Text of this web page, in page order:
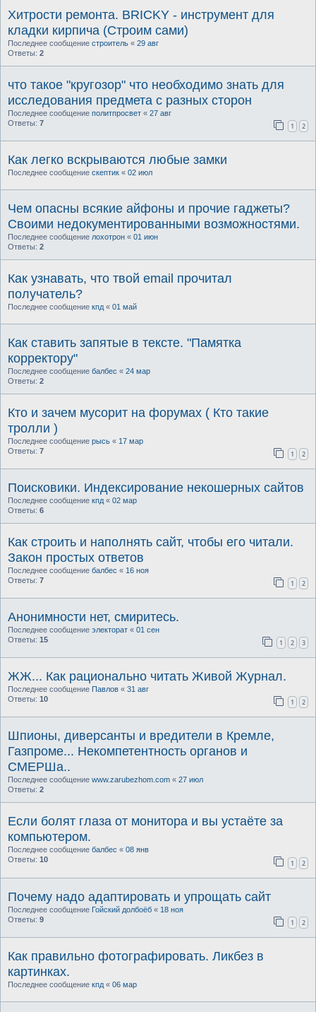
Хитрости ремонта. BRICKY - инструмент для
кладки кирпича (Строим сами)
Последнее сообщение строитель « 29 авг
Ответы: 2
что такое "кругозор" что необходимо знать для
исследования предмета с разных сторон
Последнее сообщение политпросвет « 27 авг
Ответы: 7 1 2
Как легко вскрываются любые замки
Последнее сообщение скептик « 02 июл
Чем опасны всякие айфоны и прочие гаджеты?
Своими недокументированными возможностями.
Последнее сообщение лохотрон « 01 июн
Ответы: 2
Как узнавать, что твой email прочитал
получатель?
Последнее сообщение кпд « 01 май
Как ставить запятые в тексте. "Памятка
корректору"
Последнее сообщение балбес « 24 мар
Ответы: 2
Кто и зачем мусорит на форумах ( Кто такие
тролли )
Последнее сообщение рысь « 17 мар
Ответы: 7 1 2
Поисковики. Индексирование некошерных сайтов
Последнее сообщение кпд « 02 мар
Ответы: 6
Как строить и наполнять сайт, чтобы его читали.
Закон простых ответов
Последнее сообщение балбес « 16 ноя
Ответы: 7 1 2
Анонимности нет, смиритесь.
Последнее сообщение электорат « 01 сен
Ответы: 15 1 2 3
ЖЖ... Как рационально читать Живой Журнал.
Последнее сообщение Павлов « 31 авг
Ответы: 10 1 2
Шпионы, диверсанты и вредители в Кремле,
Газпроме... Некомпетентность органов и
СМЕРШа..
Последнее сообщение www.zarubezhom.com « 27 июл
Ответы: 2
Если болят глаза от монитора и вы устаёте за
компьютером.
Последнее сообщение балбес « 08 янв
Ответы: 10 1 2
Почему надо адаптировать и упрощать сайт
Последнее сообщение Гойский долбоёб « 18 ноя
Ответы: 9 1 2
Как правильно фотографировать. Ликбез в
картинках.
Последнее сообщение кпд « 06 мар